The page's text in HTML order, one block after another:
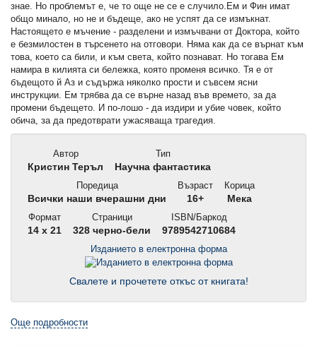
знае. Но проблемът е, че то още не се е случило.Ем и Фин имат
общо минало, но не и бъдеще, ако не успят да се измъкнат.
Настоящето е мъчение - разделени и измъчвани от Доктора, който
е безмилостен в търсенето на отговори. Няма как да се върнат към
това, което са били, и към света, който познават. Но тогава Ем
намира в килията си бележка, която променя всичко. Тя е от
бъдещото й Аз и съдържа няколко прости и съвсем ясни
инструкции. Ем трябва да се върне назад във времето, за да
промени бъдещето. И по-лошо - да издири и убие човек, който
обича, за да предотврати ужасяваща трагедия.
Автор
Кристин Теръл
Тип
Научна фантастика
Поредица
Всички наши вчерашни дни
Възраст
16+
Корица
Мека
Формат
14 x 21
Страници
328 черно-бели
ISBN/Баркод
9789542710684
Изданието в електронна форма
Свалете и прочетете откъс от книгата!
Още подробности